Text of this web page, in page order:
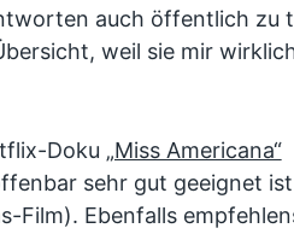
auch öffentlich zu
weil sie mir
Doku „Miss Americana“
sehr gut geeignet
Film). Ebenfalls